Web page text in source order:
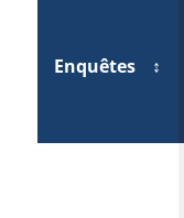
Enquêtes ↕